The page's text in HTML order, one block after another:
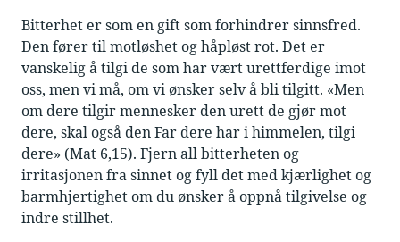
Bitterhet er som en gift som forhindrer sinnsfred.
Den fører til motløshet og håpløst rot. Det er
vanskelig å tilgi de som har vært urettferdige imot
oss, men vi må, om vi ønsker selv å bli tilgitt. «Men
om dere tilgir mennesker den urett de gjør mot
dere, skal også den Far dere har i himmelen, tilgi
dere» (Mat 6,15). Fjern all bitterheten og
irritasjonen fra sinnet og fyll det med kjærlighet og
barmhjertighet om du ønsker å oppnå tilgivelse og
indre stillhet.